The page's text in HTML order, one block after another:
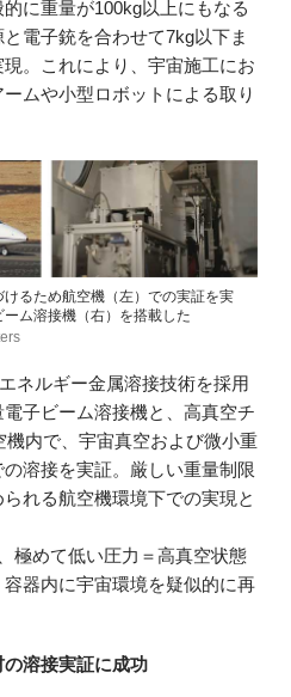
に重量が100kg以上にもなる
電子銃を合わせて7kg以下ま
。これにより、宇宙施工にお
ムや小型ロボットによる取り
るため航空機（左）での実証を実
ム溶接機（右）を搭載した
ネルギー金属溶接技術を採用
子ビーム溶接機と、高真空チ
機内で、宇宙真空および微小重
溶接を実証。厳しい重量制限
れる航空機環境下での実現と
めて低い圧力＝高真空状態
器内に宇宙環境を疑似的に再
溶接実証に成功